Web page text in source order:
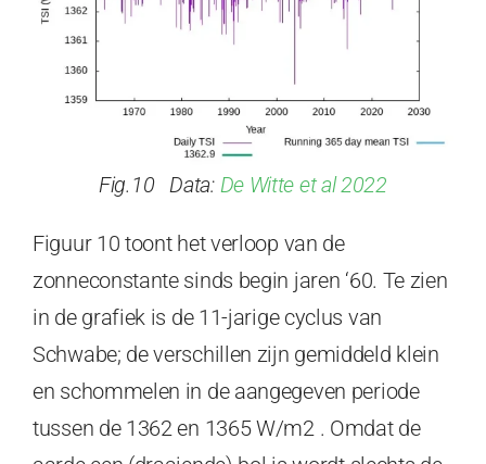
Fig.10 Data: De Witte et al 2022
Figuur 10 toont het verloop van de
zonneconstante sinds begin jaren ‘60. Te zien
in de grafiek is de 11-jarige cyclus van
Schwabe; de verschillen zijn gemiddeld klein
en schommelen in de aangegeven periode
tussen de 1362 en 1365 W/m2 . Omdat de